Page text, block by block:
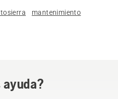
mantenimiento
ayuda?